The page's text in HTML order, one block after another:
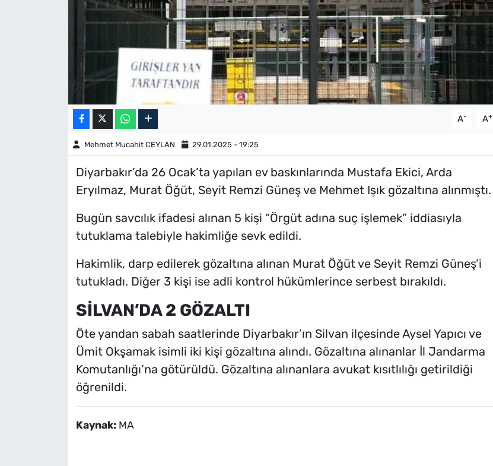
A- A+
Mehmet Mucahit CEYLAN 29.01.2025 - 19:25
Diyarbakır’da 26 Ocak’ta yapılan ev baskınlarında Mustafa Ekici, Arda
Eryılmaz, Murat Öğüt, Seyit Remzi Güneş ve Mehmet Işık gözaltına alınmıştı.
Bugün savcılık ifadesi alınan 5 kişi “Örgüt adına suç işlemek” iddiasıyla
tutuklama talebiyle hakimliğe sevk edildi.
Hakimlik, darp edilerek gözaltına alınan Murat Öğüt ve Seyit Remzi Güneş’i
tutukladı. Diğer 3 kişi ise adli kontrol hükümlerince serbest bırakıldı.
SİLVAN’DA 2 GÖZALTI
Öte yandan sabah saatlerinde Diyarbakır’ın Silvan ilçesinde Aysel Yapıcı ve
Ümit Okşamak isimli iki kişi gözaltına alındı. Gözaltına alınanlar İl Jandarma
Komutanlığı’na götürüldü. Gözaltına alınanlara avukat kısıtlılığı getirildiği
öğrenildi.
Kaynak: MA